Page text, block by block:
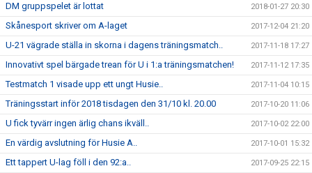
DM gruppspelet är lottat 2018-01-27 20:30
Skånesport skriver om A-laget 2017-12-04 21:20
U-21 vägrade ställa in skorna i dagens träningsmatch.. 2017-11-18 17:27
Innovativt spel bärgade trean för U i 1:a träningsmatchen! 2017-11-12 17:35
Testmatch 1 visade upp ett ungt Husie.. 2017-11-04 10:15
Träningsstart inför 2018 tisdagen den 31/10 kl. 20.00 2017-10-20 11:06
U fick tyvärr ingen ärlig chans ikväll.. 2017-10-02 22:00
En värdig avslutning för Husie A.. 2017-10-01 15:32
Ett tappert U-lag föll i den 92:a.. 2017-09-25 22:15